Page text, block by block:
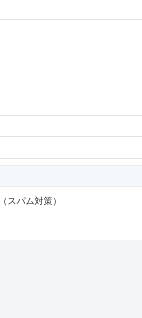
スパム対策）